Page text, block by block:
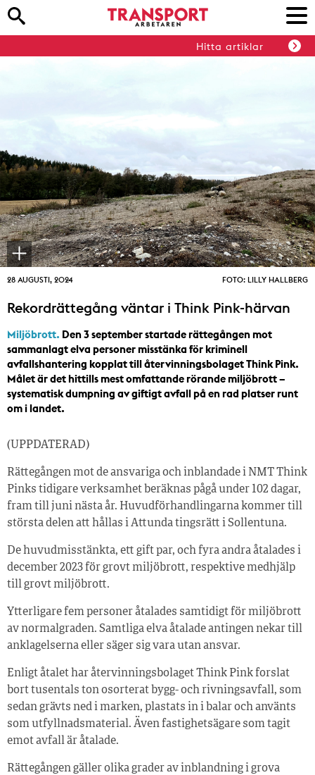
Hitta artiklar
28 AUGUSTI, 2024 FOTO: LILLY HALLBERG
Rekordrättegång väntar i Think Pink-härvan
Miljöbrott. Den 3 september startade rättegången mot
sammanlagt elva personer misstänka för kriminell
avfallshantering kopplat till återvinningsbolaget Think Pink.
Målet är det hittills mest omfattande rörande miljöbrott –
systematisk dumpning av giftigt avfall på en rad platser runt
om i landet.
(UPPDATERAD)
Rättegången mot de ansvariga och inblandade i NMT Think
Pinks tidigare verksamhet beräknas pågå under 102 dagar,
fram till juni nästa år. Huvudförhandlingarna kommer till
största delen att hållas i Attunda tingsrätt i Sollentuna.
De huvudmisstänkta, ett gift par, och fyra andra åtalades i
december 2023 för grovt miljöbrott, respektive medhjälp
till grovt miljöbrott.
Ytterligare fem personer åtalades samtidigt för miljöbrott
av normalgraden. Samtliga elva åtalade antingen nekar till
anklagelserna eller säger sig vara utan ansvar.
Enligt åtalet har återvinningsbolaget Think Pink forslat
bort tusentals ton osorterat bygg- och rivningsavfall, som
sedan grävts ned i marken, plastats in i balar och använts
som utfyllnadsmaterial. Även fastighetsägare som tagit
emot avfall är åtalade.
Rättegången gäller olika grader av inblandning i grova